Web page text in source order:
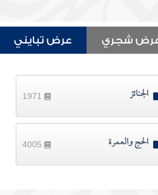
شجري عرض تبايني
الجنائز 1971
الحج والعمرة 4005